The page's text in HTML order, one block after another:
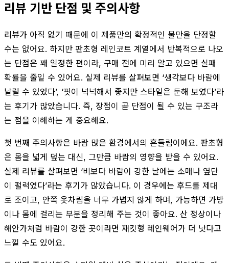
리뷰 기반 단점 및 주의사항
리뷰가 아직 없기 때문에 이 제품만의 확정적인 불만을 단정할
수는 없어요. 하지만 판초형 레인코트 계열에서 반복적으로 나오
는 단점은 꽤 일정한 편이라, 구매 전에 미리 알고 있으면 실패
확률을 줄일 수 있어요. 실제 리뷰를 살펴보면 ‘생각보다 바람에
날릴 수 있었다’, ‘핏이 넉넉해서 좋지만 스타일은 둔해 보였다’라
는 후기가 많았습니다. 즉, 장점이 곧 단점이 될 수 있는 구조라
는 점을 이해하는 게 중요해요.
첫 번째 주의사항은 바람 많은 환경에서의 흔들림이에요. 판초형
은 몸을 넓게 덮는 대신, 그만큼 바람의 영향을 받을 수 있어요.
실제 리뷰를 살펴보면 ‘비보다 바람이 강한 날에는 소매나 옆단
이 펄럭였다’라는 후기가 많았습니다. 이 경우에는 후드를 제대
로 조이고, 안쪽 옷차림을 너무 가볍지 않게 하며, 가능하면 가방
이나 몸에 걸리는 부분을 정리해 주는 것이 좋아요. 산 정상이나
해안가처럼 바람이 강한 곳이라면 재킷형 레인웨어가 더 낫다고
느낄 수도 있어요.